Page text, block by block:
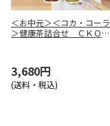
＜お中元＞＜コカ・コーラ
＞健康茶詰合せ ＣＫＯ－
3,680円
(送料・税込)